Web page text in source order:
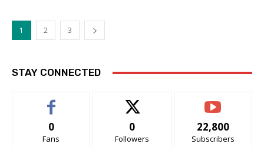
1 2 3
STAY CONNECTED
0
Fans
0
Followers
22,800
Subscribers